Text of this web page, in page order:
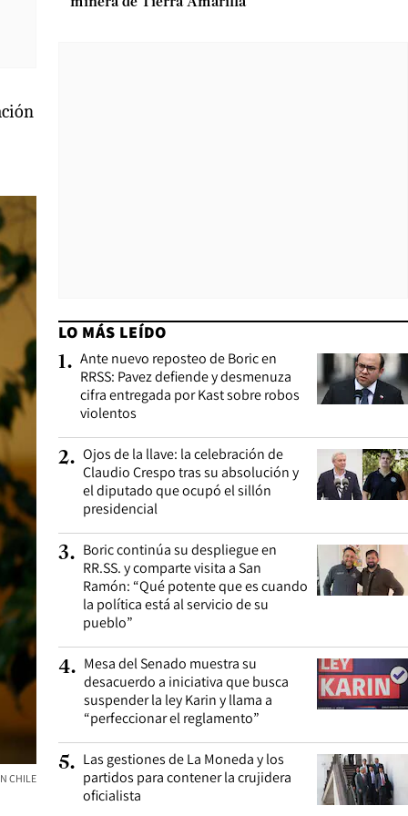
CHILE
LO MÁS LEÍDO
1. Ante nuevo reposteo de Boric en
RRSS: Pavez defiende y desmenuza
cifra entregada por Kast sobre robos
violentos
2. Ojos de la llave: la celebración de
Claudio Crespo tras su absolución y
el diputado que ocupó el sillón
presidencial
3. Boric continúa su despliegue en
RR.SS. y comparte visita a San
Ramón: “Qué potente que es cuando
la política está al servicio de su
pueblo”
4. Mesa del Senado muestra su
desacuerdo a iniciativa que busca
suspender la ley Karin y llama a
“perfeccionar el reglamento”
5. Las gestiones de La Moneda y los
partidos para contener la crujidera
oficialista